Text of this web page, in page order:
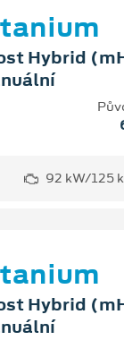
Hybrid
92 kW/125 k
Hybrid